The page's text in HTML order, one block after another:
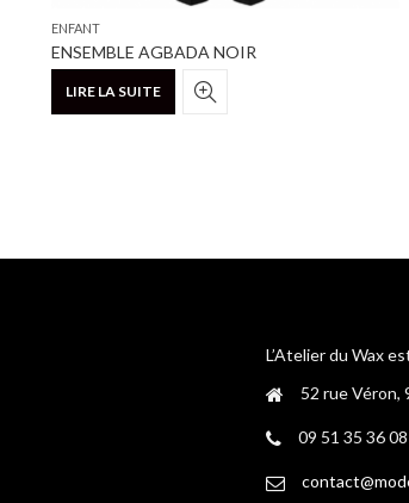
ENFANT
ENSEMBLE AGBADA NOIR
LIRE LA SUITE
L’Atelier du Wax
52 rue
09 51 35 36